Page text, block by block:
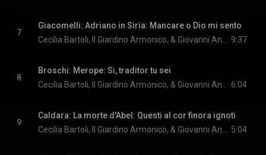
7
Giacomelli: Adriano in Siria: Mancare o Dio mi sento
9:37
8
Broschi: Merope: Si, traditor tu sei
6:04
9
Caldara: La morte d'Abel: Questi al cor finora ignoti
5:04